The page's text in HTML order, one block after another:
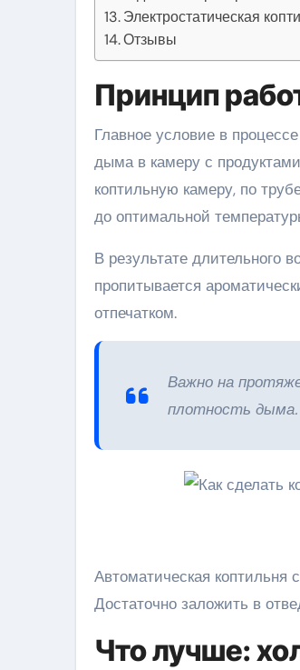
Электростатическая
Отзывы
Принцип
Главное условие в
дыма в камеру с
коптильную камеру, по
до оптимальной
В результате длительного
пропитывается
отпечатком.
Важно на
плотность дыма.
Автоматическая коптильня
Достаточно заложить в
Что лучше: